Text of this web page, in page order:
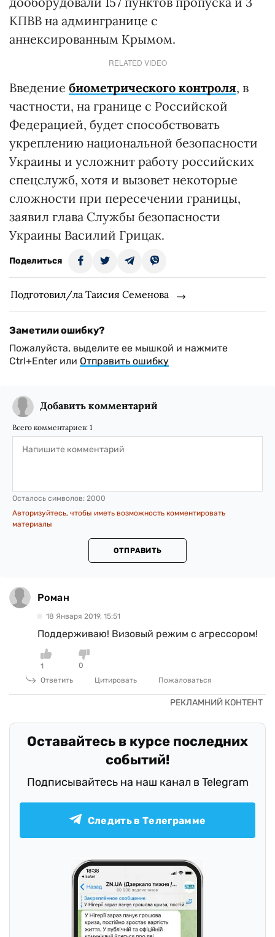
КПВВ на админгранице с
аннексированным Крымом.
RELATED VIDEO
Введение биометрического контроля, в
частности, на границе с Российской
Федерацией, будет способствовать
укреплению национальной безопасности
Украины и усложнит работу российских
спецслужб, хотя и вызовет некоторые
сложности при пересечении границы,
заявил глава Службы безопасности
Украины Василий Грицак.
Поделиться
Подготовил/ла Таисия Семенова
Заметили ошибку?
Пожалуйста, выделите ее мышкой и нажмите
Ctrl+Enter или Отправить ошибку
Добавить комментарий
Всего комментариев: 1
Осталось символов: 2000
Авторизуйтесь, чтобы иметь возможность комментировать
материалы
ОТПРАВИТЬ
Роман
18 Января 2019, 15:51
Поддерживаю! Визовый режим с агрессором!
1
0
Ответить
Цитировать Пожаловаться
Оставайтесь в курсе последних
событий!
Подписывайтесь на наш канал в Telegram
Следить в Телеграмме